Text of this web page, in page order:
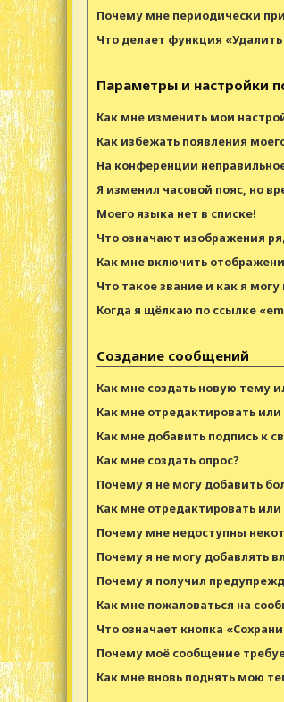
Почему мне периодически
Что делает функция
Параметры и настройки
Как мне изменить мои
Как избежать появления
На конференции
Я изменил часовой пояс, но
Моего языка нет в списке!
Что означают изображения
Как мне включить
Что такое звание и как я могу
Когда я щёлкаю по ссылке
Создание сообщений
Как мне создать новую тему
Как мне отредактировать
Как мне добавить подпись к
Как мне создать опрос?
Почему я не могу добавить
Как мне отредактировать или
Почему мне недоступны
Почему я не могу добавлять
Почему я получил
Как мне пожаловаться на
Что означает кнопка
Почему моё сообщение
Как мне вновь поднять мою